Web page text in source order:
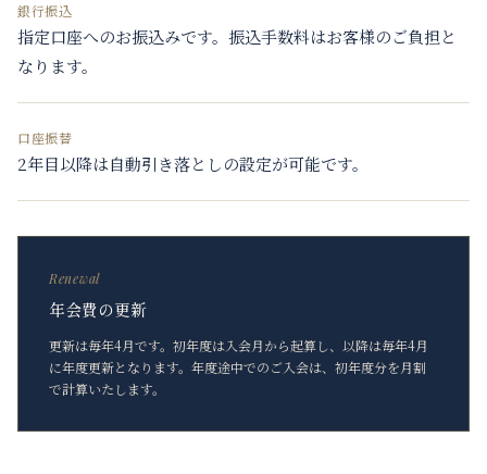
銀行振込
指定口座へのお振込みです。振込手数料はお客様のご負担と
なります。
口座振替
2年目以降は自動引き落としの設定が可能です。
Renewal
年会費の更新
更新は毎年4月です。初年度は入会月から起算し、以降は毎年4月
に年度更新となります。年度途中でのご入会は、初年度分を月割
で計算いたします。